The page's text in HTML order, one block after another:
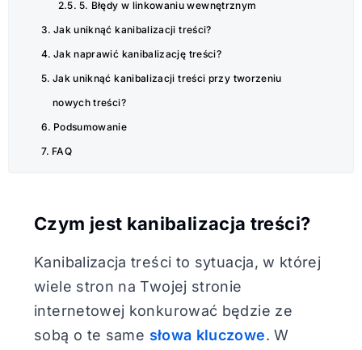
5. Błędy w linkowaniu wewnętrznym
Jak uniknąć kanibalizacji treści?
Jak naprawić kanibalizację treści?
Jak uniknąć kanibalizacji treści przy tworzeniu
nowych treści?
Podsumowanie
FAQ
Czym jest kanibalizacja treści?
Kanibalizacja treści to sytuacja, w której
wiele stron na Twojej stronie
internetowej konkurować będzie ze
sobą o te same słowa kluczowe. W